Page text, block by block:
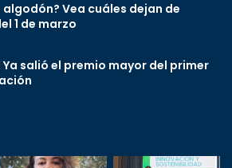
Vea cuáles dejan de
1 de marzo
Ya salió el premio mayor del primer